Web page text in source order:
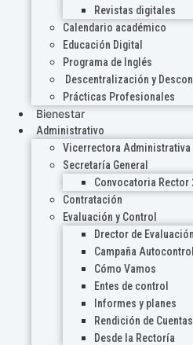
Revistas digitales
Calendario académico
Educación Digital
Programa de Inglés
Descentralización y
Prácticas Profesionales
Bienestar
Administrativo
Vicerrectora Administrativa
Secretaría General
Convocatoria Rector
Contratación
Evaluación y Control
Drector de
Campaña Autocontrol
Cómo Vamos
Entes de control
Informes y planes
Rendición de Cuentas
Desde la Rectoría